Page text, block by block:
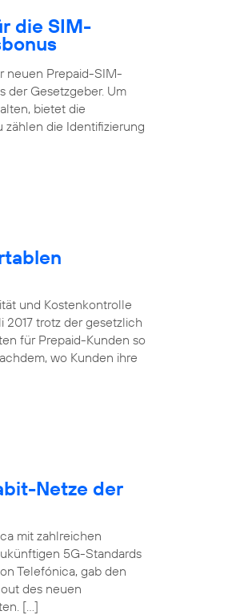
die SIM-
neuen Prepaid-SIM-
der Gesetzgeber. Um
bietet die
zählen die Identifizierung
und Kostenkontrolle
2017 trotz der gesetzlich
für Prepaid-Kunden so
wo Kunden ihre
Netze der
mit zahlreichen
5G-Standards
Telefónica, gab den
des neuen
[…]